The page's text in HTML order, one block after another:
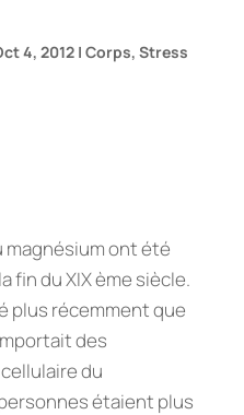
4, 2012| Corps, Stress
magnésium ont été
fin du XIX ème siècle.
plus récemment que
des
du
étaient plus